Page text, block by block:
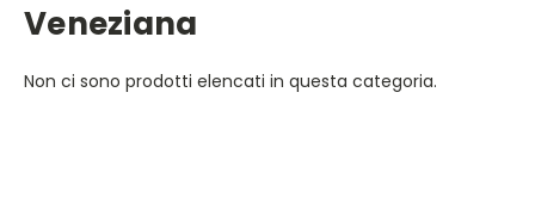
Veneziana
Non ci sono prodotti elencati in questa categoria.